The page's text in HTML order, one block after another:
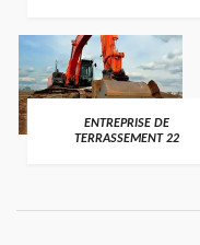
ENTREPRISE DE
TERRASSEMENT 22